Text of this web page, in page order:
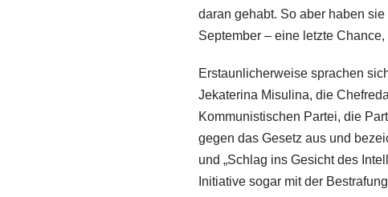
daran gehabt. So aber haben
September – eine letzte
Erstaunlicherweise sprachen
Jekaterina Misulina, die
Kommunistischen Partei, die
gegen das Gesetz aus und
und „Schlag ins Gesicht des
Initiative sogar mit der